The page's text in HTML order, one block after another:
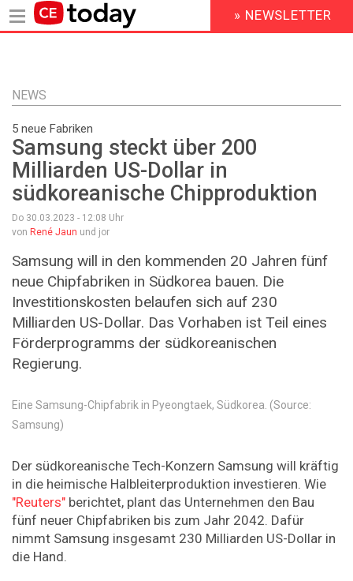
Inhalt
HEADER
MENU
» NEWSLETTER
NEWS
5 neue Fabriken
Samsung steckt über 200
Milliarden US-Dollar in
südkoreanische Chipproduktion
Do 30.03.2023 - 12:08 Uhr
von René Jaun und jor
Samsung will in den kommenden 20 Jahren fünf
neue Chipfabriken in Südkorea bauen. Die
Investitionskosten belaufen sich auf 230
Milliarden US-Dollar. Das Vorhaben ist Teil eines
Förderprogramms der südkoreanischen
Regierung.
Eine Samsung-Chipfabrik in Pyeongtaek, Südkorea. (Source:
Samsung)
Der südkoreanische Tech-Konzern Samsung will kräftig
in die heimische Halbleiterproduktion investieren. Wie
"Reuters" berichtet, plant das Unternehmen den Bau
fünf neuer Chipfabriken bis zum Jahr 2042. Dafür
nimmt Samsung insgesamt 230 Milliarden US-Dollar in
die Hand.